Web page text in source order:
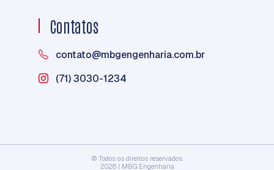
Contatos
contato@mbgengenharia.com.br
(71) 3030-1234
© Todos os direitos reservados.
2026 | MBG Engenharia